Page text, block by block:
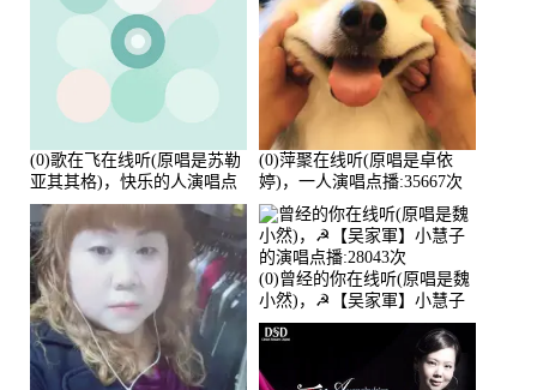
(0)歌在飞在线听(原唱是苏勒
亚其其格)，快乐的人演唱点
播:36次
(0)萍聚在线听(原唱是卓依
婷)，一人演唱点播:35667次
(0)曾经的你在线听(原唱是魏
小然)，☭【吴家軍】小慧子
的演唱点播:28043次